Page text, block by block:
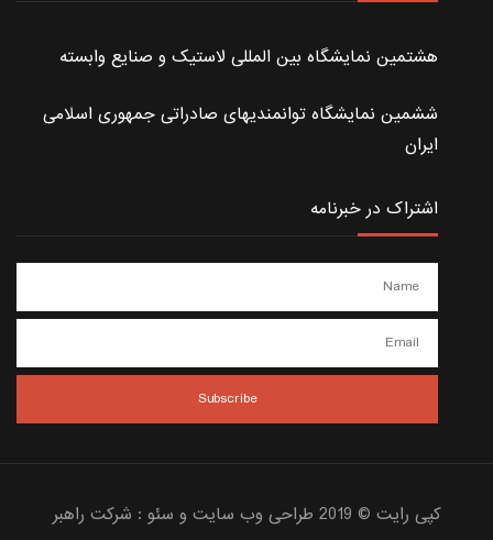
هشتمین نمایشگاه بین المللی لاستیک و صنایع وابسته
ششمین نمایشگاه توانمندیهای صادراتی جمهوری اسلامی
ایران
اشتراک در خبرنامه
کپی رایت © 2019 طراحی وب سایت و سئو : شرکت راهبر